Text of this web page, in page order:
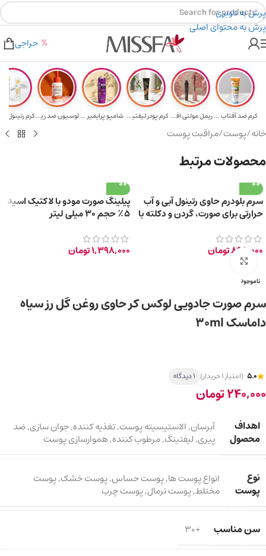
پرش به ناوبری
پرش به محتوای اصلی
۲٪ تخفیف روی سبد خرید برای روش کارت به کارت
هدیه برای خرید های بالای ۵ میلیون تومن
حراجی
کرم ضد آفتاب حا... ریمل مولتی افکت... کرم پودر لیفتین... شامپو پرایمیر پ... لوسیون ضد ریزش ...
خانه/پوست/مراقبت پوست
محصولات مرتبط
سرم بلودرم حاوی رتینول آبی و آب
حرارتی برای صورت، گردن و دکلته با
898,000تومان
پیلینگ صورت مودو با لاکتیک اسید
۵٪ حجم ۳۰ میلی لیتر
1,398,000تومان
ناموجود
برای بزرگ‌نمایی کلیک کنید
سرم صورت جادویی لوکس کر حاوی روغن گل رز سیاه
داماسک 30ml
5.0 (امتیاز 1 خریدار) 1 دیدگاه
240,000تومان
اهداف
محصول
آبرسان,الاستیسیته پوست,تغذیه کننده,جوان سازی,ضد
پیری,لیفتینگ,مرطوب کننده,هموارسازی پوست
نوع
پوست
انواع پوست ها,پوست حساس,پوست خشک,پوست
مختلط,پوست نرمال,پوست چرب
سن مناسب +30